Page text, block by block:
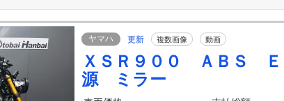
ヤマハ 更新 複数画像 動画
ＸＳＲ９００ ＡＢＳ
源 ミラー